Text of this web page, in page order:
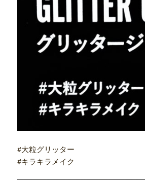
#大粒グリッター
#キラキラメイク